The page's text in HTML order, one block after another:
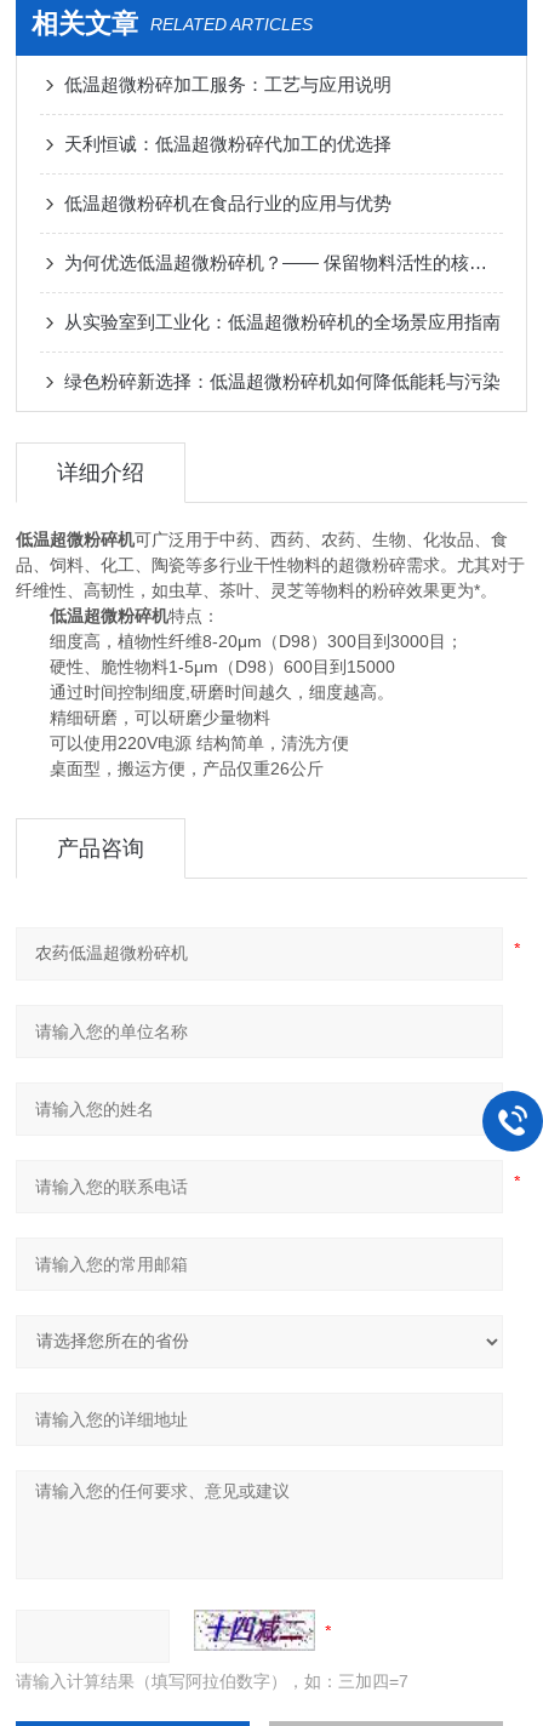
相关文章 RELATED ARTICLES
低温超微粉碎加工服务：工艺与应用说明
天利恒诚：低温超微粉碎代加工的优选择
低温超微粉碎机在食品行业的应用与优势
为何优选低温超微粉碎机？—— 保留物料活性的核心价值
从实验室到工业化：低温超微粉碎机的全场景应用指南
绿色粉碎新选择：低温超微粉碎机如何降低能耗与污染
详细介绍
低温超微粉碎机可广泛用于中药、西药、农药、生物、化妆品、食
品、饲料、化工、陶瓷等多行业干性物料的超微粉碎需求。尤其对于
纤维性、高韧性，如虫草、茶叶、灵芝等物料的粉碎效果更为*。
低温超微粉碎机特点：
细度高，植物性纤维8-20μm（D98）300目到3000目；
硬性、脆性物料1-5μm（D98）600目到15000
通过时间控制细度,研磨时间越久，细度越高。
精细研磨，可以研磨少量物料
可以使用220V电源 结构简单，清洗方便
桌面型，搬运方便，产品仅重26公斤
产品咨询
请输入计算结果（填写阿拉伯数字），如：三加四=7